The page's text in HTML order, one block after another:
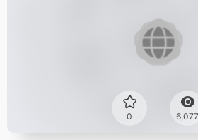
0 6,077